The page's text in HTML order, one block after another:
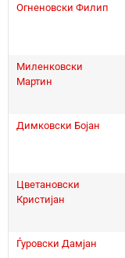
Огненовски Филип
Миленковски
Мартин
Димковски Бојан
Цветановски
Кристијан
Ѓуровски Дамјан